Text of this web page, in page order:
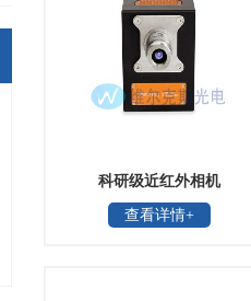
科研级近红外相机
查看详情+